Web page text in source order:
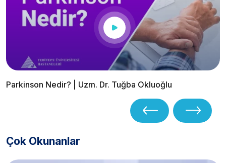
Parkinson Nedir? | Uzm. Dr. Tuğba Okluoğlu
Çok Okunanlar